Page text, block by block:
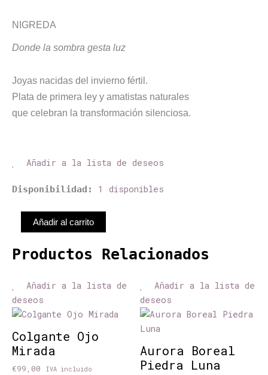
NIGREDA
Donde la sombra gesta luz
Joyas nacidas del invierno fértil.
Plata de primera ley y amatistas naturales
que celebran la transformación silenciosa.
Añadir a la lista de deseos
Disponibilidad: 1 disponibles
Daga
Añadir al carrito
Productos Relacionados
Añadir a la lista de
deseos
Colgante Ojo
Mirada
€99,00 IVA incluido
Añadir a la lista de
deseos
Aurora Boreal
Piedra Luna